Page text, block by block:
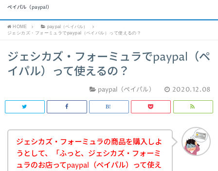
ペイパル（paypal）
HOME
paypal（ペイパル）
ジェシカズ・フォーミュラでpaypal（ペイパル）って使えるの？
ジェシカズ・フォーミュラでpaypal（ペ
イパル）って使えるの？
paypal（ペイパル） 2020.12.08
ジェシカズ・フォーミュラの商品を購入しよ
うとして、「ふっと、ジェシカズ・フォーミ
ュラのお店ってpaypal（ペイパル）って使え